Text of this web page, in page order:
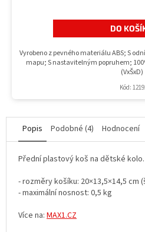
DO
Vyrobeno z pevného materiálu ABS; S
mapu; S nastavitelným popruhem;
(VxŠxD)
Kód:
Popis Podobné (4) Hodnocení
Přední plastový koš na dětské kolo.
- rozměry košíku: 20×13,5×14,5 cm
- maximální nosnost: 0,5 kg
Více na: MAX1.CZ